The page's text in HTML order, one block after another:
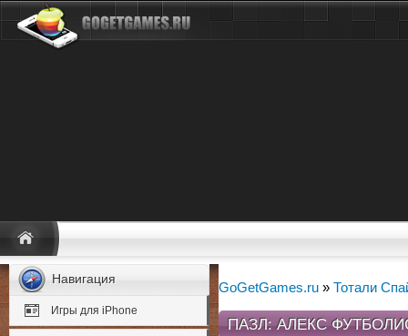
Навигация
Игры для iPhone
GoGetGames.ru » Тотали
ПАЗЛ: АЛЕКС